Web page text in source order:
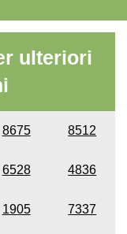
ulteriori
8675 8512
6528 4836
1905 7337